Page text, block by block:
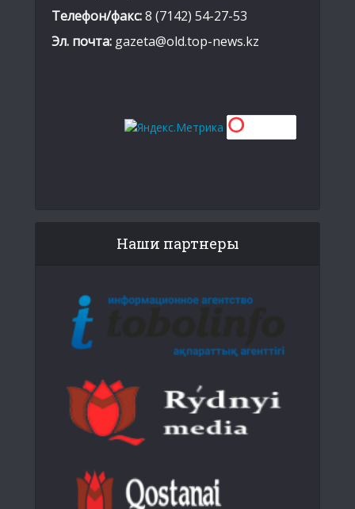
Телефон/факс:8 (7142) 54-27-53
Эл. почта: gazeta@old.top-news.kz
Наши партнеры